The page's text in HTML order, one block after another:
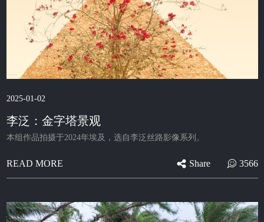
2025-01-02
李泛：金字塔景观
本组作品拍摄于2024年埃及，选自李泛丝路影像系列。
READ MORE Share 3566